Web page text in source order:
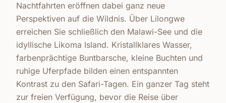
Nachtfahrten eröffnen dabei ganz neue
Perspektiven auf die Wildnis. Über Lilongwe
erreichen Sie schließlich den Malawi-See und die
idyllische Likoma Island. Kristallklares Wasser,
farbenprächtige Buntbarsche, kleine Buchten und
ruhige Uferpfade bilden einen entspannten
Kontrast zu den Safari-Tagen. Ein ganzer Tag steht
zur freien Verfügung, bevor die Reise über